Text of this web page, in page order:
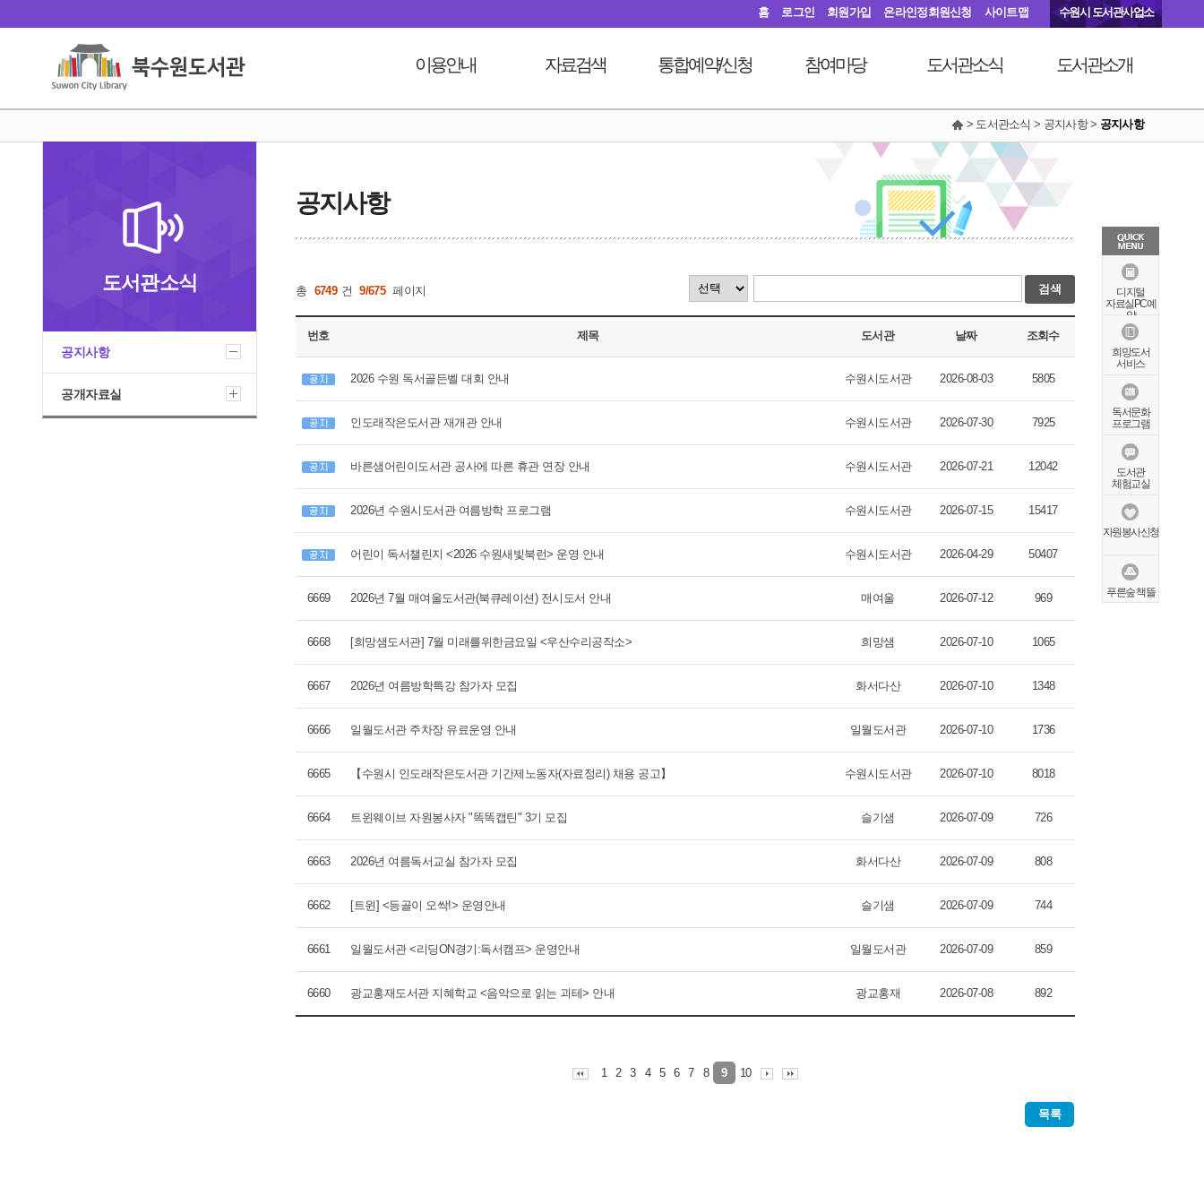
홈 로그인 회원가입 온라인정회원신청 사이트맵 수원시 도서관사업소
이용안내
도서관서비스
모바일 웹앱 이용안내
FAQ
자료검색
추천도서
지역도서관 통합검색
통합예약/신청
열람실좌석현황
참여마당 도서관소식
공지사항
공개자료실
도서관소개
연혁
도서관소식
공지사항
공개자료실
> 도서관소식 > 공지사항 > 공지사항
공지사항
총 6749 건 9/675 페이지 검색
번호 제목 도서관 날짜 조회수
2026 수원 독서골든벨 대회 안내 수원시도서관 2026-08-03 5805
인도래작은도서관 재개관 안내 수원시도서관 2026-07-30 7925
바른샘어린이도서관 공사에 따른 휴관 연장 안내 수원시도서관 2026-07-21 12042
2026년 수원시도서관 여름방학 프로그램 수원시도서관 2026-07-15 15417
어린이 독서챌린지 <2026 수원새빛북런> 운영 안내 수원시도서관 2026-04-29 50407
6669 2026년 7월 매여울도서관(북큐레이션) 전시도서 안내 매여울 2026-07-12 969
6668 [희망샘도서관] 7월 미래를위한금요일 <우산수리공작소> 희망샘 2026-07-10 1065
6667 2026년 여름방학특강 참가자 모집 화서다산 2026-07-10 1348
6666 일월도서관 주차장 유료운영 안내 일월도서관 2026-07-10 1736
6665 【수원시 인도래작은도서관 기간제노동자(자료정리) 채용 공고】 수원시도서관 2026-07-10 8018
6664 트윈웨이브 자원봉사자 "똑똑캡틴" 3기 모집 슬기샘 2026-07-09 726
6663 2026년 여름독서교실 참가자 모집 화서다산 2026-07-09 808
6662 [트윈] <등골이 오싹!> 운영안내 슬기샘 2026-07-09 744
6661 일월도서관 <리딩ON경기:독서캠프> 운영안내 일월도서관 2026-07-09 859
6660 광교홍재도서관 지혜학교 <음악으로 읽는 괴테> 안내 광교홍재 2026-07-08 892
1 2 3 4 5 6 7 8 9 10
목록
디지털
자료실PC예
약
희망도서
서비스
독서문화
프로그램
도서관
체험교실
자원봉사신청
푸른숲 책뜰